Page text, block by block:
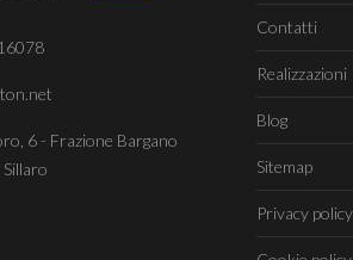
6 - Frazione Bargano
Contatti
Realizzazioni
Blog
Sitemap
Privacy policy